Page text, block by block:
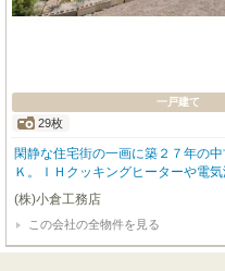
一戸建て
29枚
閑静な住宅街の一画に築２７年の
Ｋ。ＩＨクッキングヒーターや電
口部多く、陽当たり良好。 お問い
4まで、お気軽に☆
(株)小倉工務店
この会社の全物件を見る